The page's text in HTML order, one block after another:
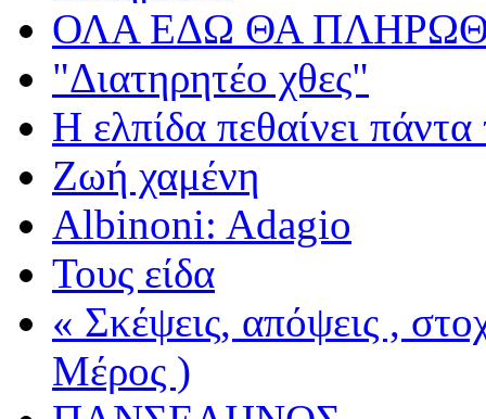
ΟΛΑ ΕΔΩ ΘΑ
"Διατηρητέο χθες"
Η ελπίδα πεθαίνει πάντα
Ζωή χαμένη
Albinoni: Adagio
Τους είδα
« Σκέψεις, απόψεις ,
Μέρος )